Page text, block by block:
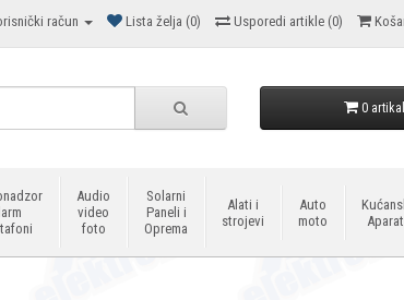
račun Lista želja (0) Usporedi artikle (0)
0
Audio
video
foto
Solarni
Paneli i
Oprema
Alati i
strojevi
Auto
moto